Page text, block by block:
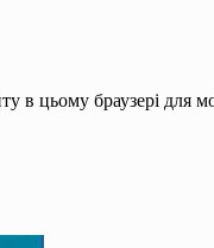
в цьому браузері для